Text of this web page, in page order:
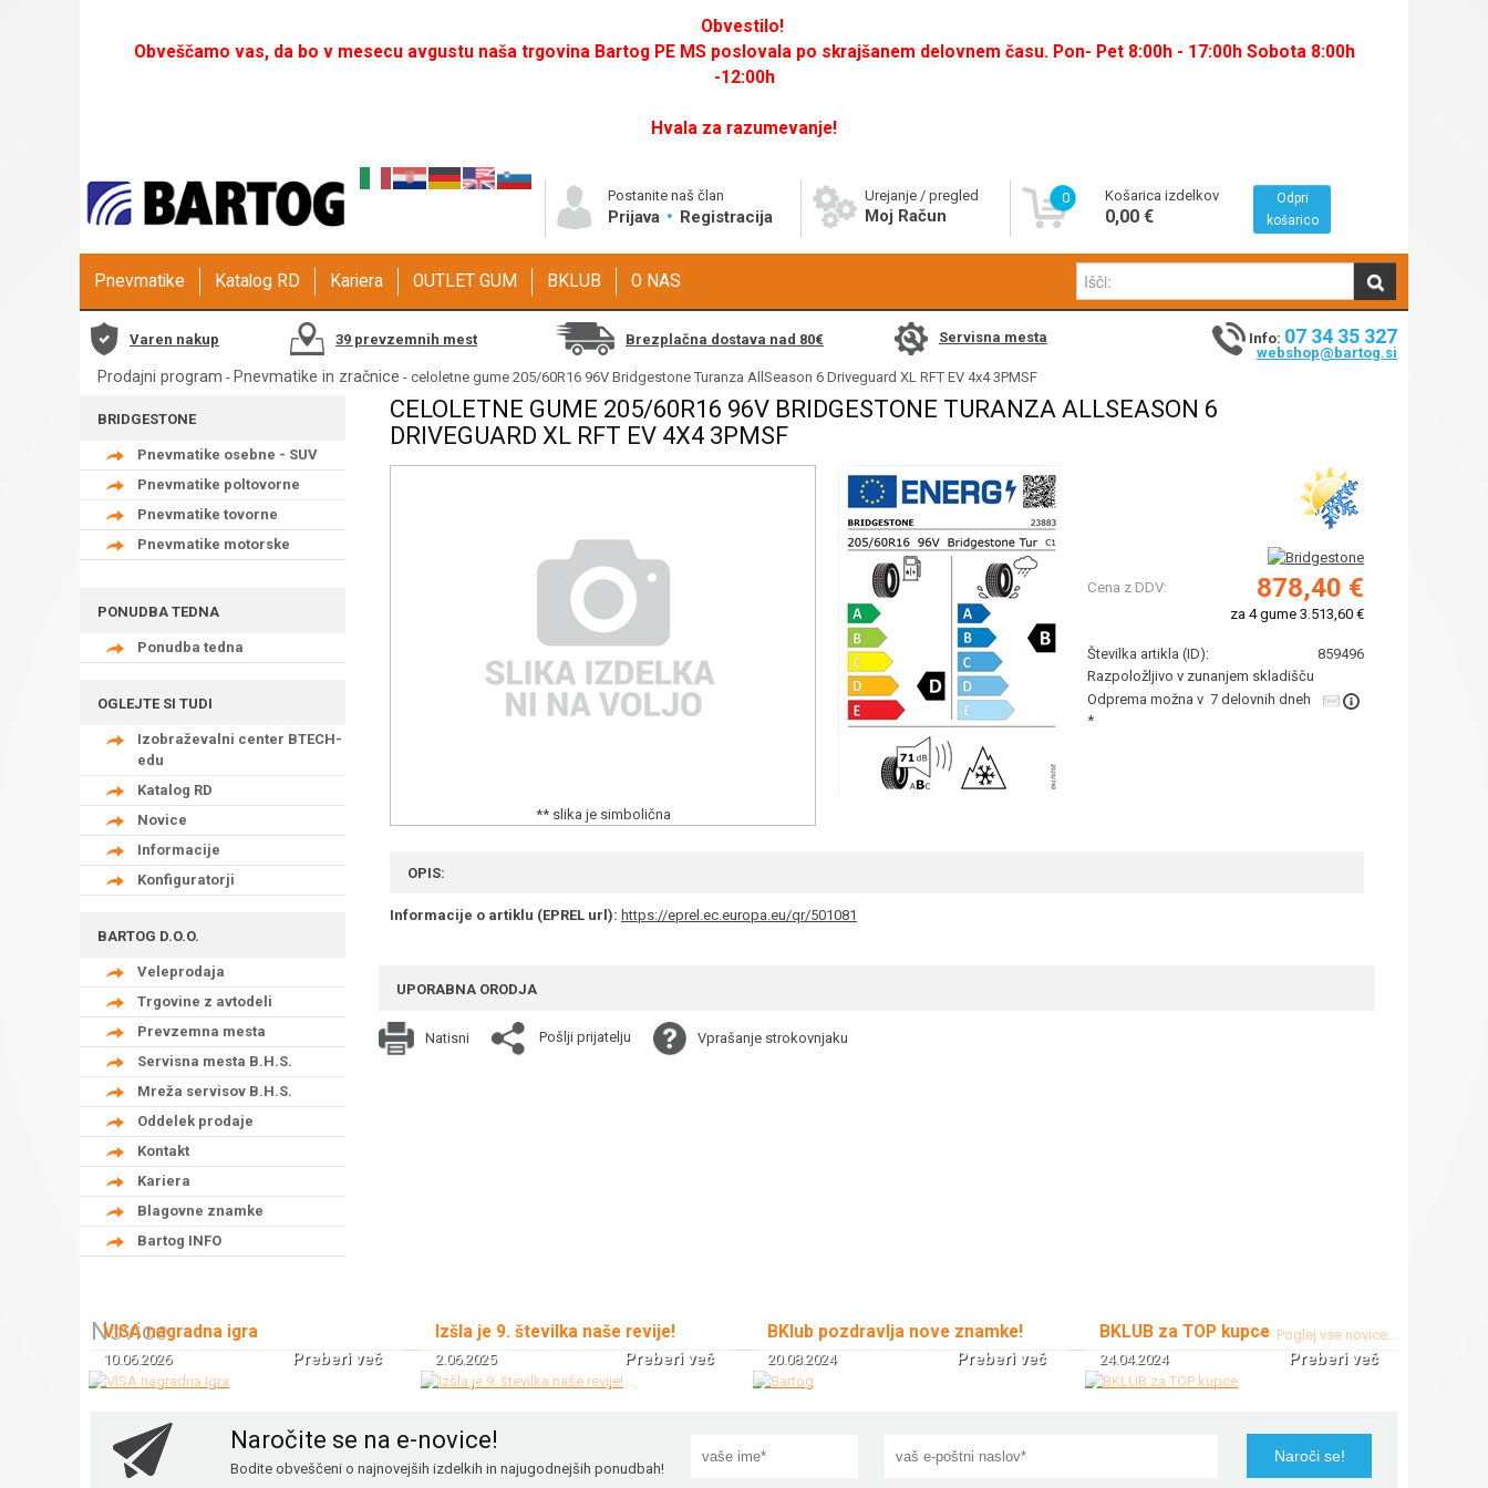
Obvestilo!
Obveščamo vas, da bo v mesecu avgustu naša trgovina Bartog PE MS poslovala po skrajšanem delovnem času. Pon- Pet 8:00h - 17:00h Sobota 8:00h
-12:00h
Hvala za razumevanje!
Postanite naš član
Prijava Registracija
Urejanje / pregled
Moj Račun
0 Košarica izdelkov
0,00 €
Odpri
košarico
Pnevmatike Katalog RD Kariera OUTLET GUM BKLUB O NAS
Varen nakup 39 prevzemnih mest Brezplačna dostava nad 80€ Servisna mesta Info: 07 34 35 327
webshop@bartog.si
Prodajni program - Pnevmatike in zračnice - celoletne gume 205/60R16 96V Bridgestone Turanza AllSeason 6 Driveguard XL RFT EV 4x4 3PMSF
BRIDGESTONE
Pnevmatike osebne - SUV
Pnevmatike poltovorne
Pnevmatike tovorne
Pnevmatike motorske
PONUDBA TEDNA
Ponudba tedna
OGLEJTE SI TUDI
Izobraževalni center BTECH-
edu
Katalog RD
Novice
Informacije
Konfiguratorji
BARTOG D.O.O.
Veleprodaja
Trgovine z avtodeli
Prevzemna mesta
Servisna mesta B.H.S.
Mreža servisov B.H.S.
Oddelek prodaje
Kontakt
Kariera
Blagovne znamke
Bartog INFO
CELOLETNE GUME 205/60R16 96V BRIDGESTONE TURANZA ALLSEASON 6
DRIVEGUARD XL RFT EV 4X4 3PMSF
** slika je simbolična
Cena z DDV: 878,40 €
za 4 gume 3.513,60 €
Številka artikla (ID):
859496
Razpoložljivo v zunanjem skladišču
Odprema možna v 7 delovnih dneh
*
OPIS:
Informacije o artiklu (EPREL url): https://eprel.ec.europa.eu/qr/501081
UPORABNA ORODJA
Natisni Pošlji prijatelju Vprašanje strokovnjaku
Novice Poglej vse novice...
VISA nagradna igra
10.06.2026 Preberi več
Izšla je 9. številka naše revije!
2.06.2025 Preberi več
BKlub pozdravlja nove znamke!
20.08.2024 Preberi več
BKLUB za TOP kupce
24.04.2024 Preberi več
Naročite se na e-novice!
Bodite obveščeni o najnovejših izdelkih in najugodnejših ponudbah!